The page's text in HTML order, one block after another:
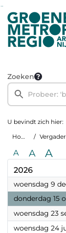
Ga naar de inhoud van
Ga naar het zoeken
Ga naar het menu
Zoeken
U bevindt zich hier:
Home
A A A
2026
woensdag 9
donderdag 15
woensdag 23
woensdag 24